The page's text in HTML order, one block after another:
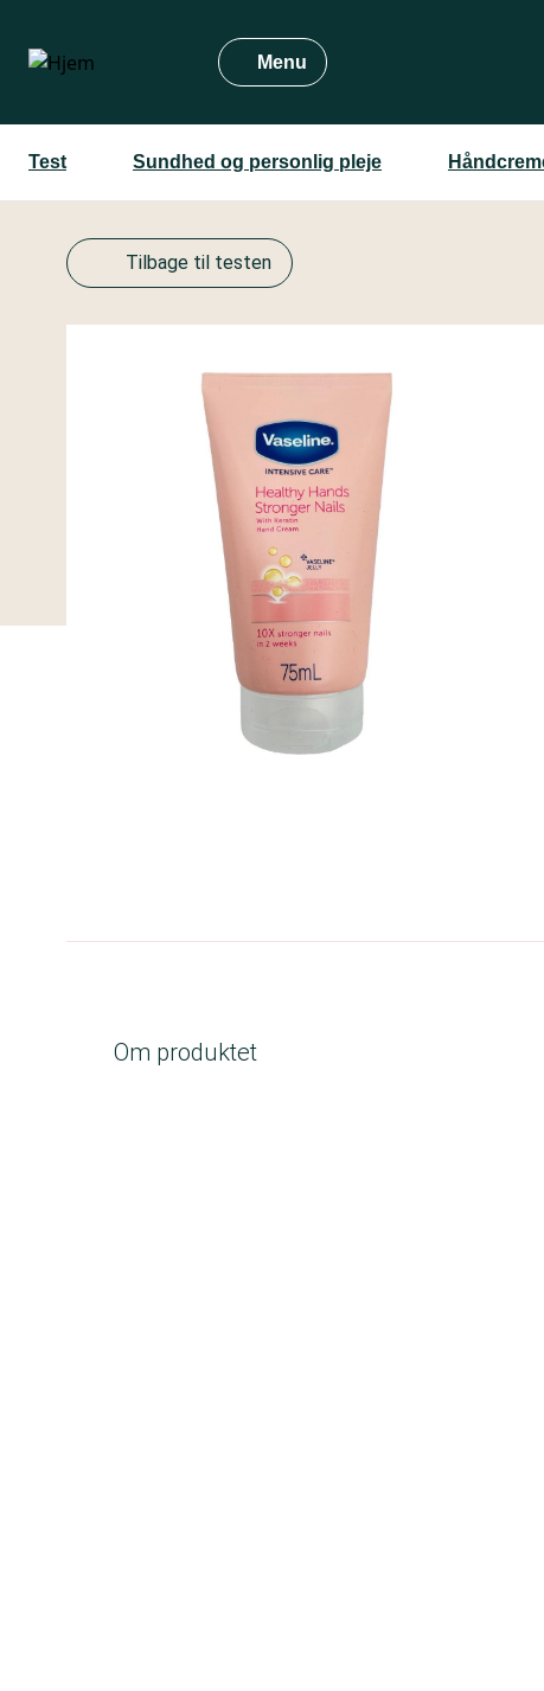
hovedindhold
Menu
Test Sundhed og personlig pleje
Tilbage til testen
Om produktet